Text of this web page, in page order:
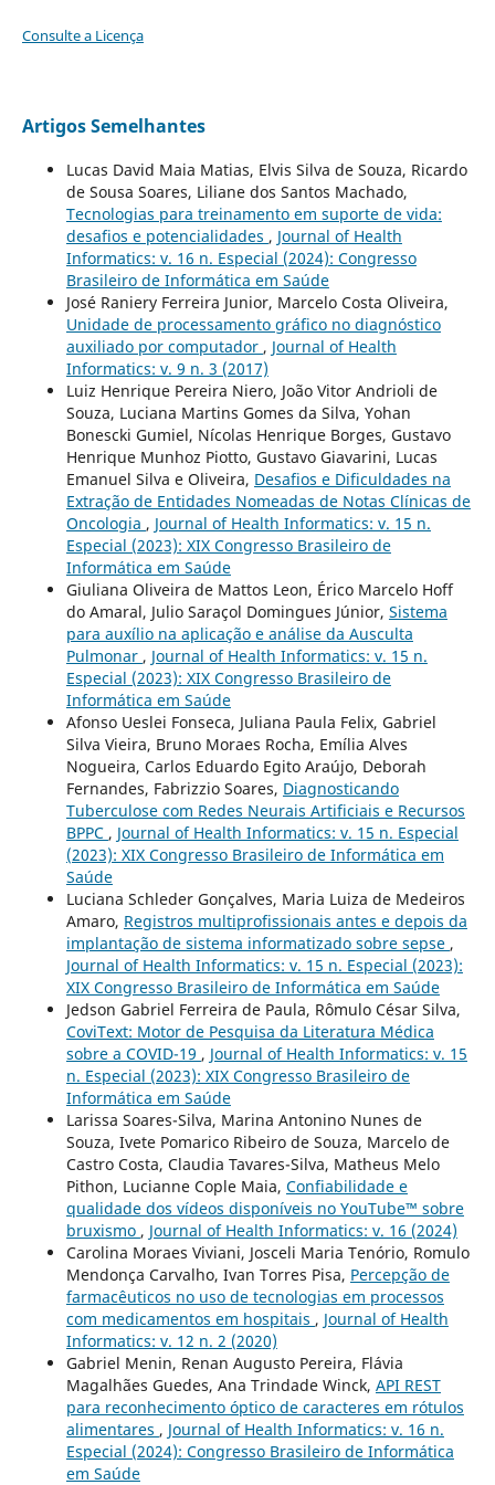
Consulte a Licença
Artigos Semelhantes
Lucas David Maia Matias, Elvis Silva de Souza, Ricardo
de Sousa Soares, Liliane dos Santos Machado,
Tecnologias para treinamento em suporte de vida:
desafios e potencialidades , Journal of Health
Informatics: v. 16 n. Especial (2024): Congresso
Brasileiro de Informática em Saúde
José Raniery Ferreira Junior, Marcelo Costa Oliveira,
Unidade de processamento gráfico no diagnóstico
auxiliado por computador , Journal of Health
Informatics: v. 9 n. 3 (2017)
Luiz Henrique Pereira Niero, João Vitor Andrioli de
Souza, Luciana Martins Gomes da Silva, Yohan
Bonescki Gumiel, Nícolas Henrique Borges, Gustavo
Henrique Munhoz Piotto, Gustavo Giavarini, Lucas
Emanuel Silva e Oliveira, Desafios e Dificuldades na
Extração de Entidades Nomeadas de Notas Clínicas de
Oncologia , Journal of Health Informatics: v. 15 n.
Especial (2023): XIX Congresso Brasileiro de
Informática em Saúde
Giuliana Oliveira de Mattos Leon, Érico Marcelo Hoff
do Amaral, Julio Saraçol Domingues Júnior, Sistema
para auxílio na aplicação e análise da Ausculta
Pulmonar , Journal of Health Informatics: v. 15 n.
Especial (2023): XIX Congresso Brasileiro de
Informática em Saúde
Afonso Ueslei Fonseca, Juliana Paula Felix, Gabriel
Silva Vieira, Bruno Moraes Rocha, Emília Alves
Nogueira, Carlos Eduardo Egito Araújo, Deborah
Fernandes, Fabrizzio Soares, Diagnosticando
Tuberculose com Redes Neurais Artificiais e Recursos
BPPC , Journal of Health Informatics: v. 15 n. Especial
(2023): XIX Congresso Brasileiro de Informática em
Saúde
Luciana Schleder Gonçalves, Maria Luiza de Medeiros
Amaro, Registros multiprofissionais antes e depois da
implantação de sistema informatizado sobre sepse ,
Journal of Health Informatics: v. 15 n. Especial (2023):
XIX Congresso Brasileiro de Informática em Saúde
Jedson Gabriel Ferreira de Paula, Rômulo César Silva,
CoviText: Motor de Pesquisa da Literatura Médica
sobre a COVID-19 , Journal of Health Informatics: v. 15
n. Especial (2023): XIX Congresso Brasileiro de
Informática em Saúde
Larissa Soares-Silva, Marina Antonino Nunes de
Souza, Ivete Pomarico Ribeiro de Souza, Marcelo de
Castro Costa, Claudia Tavares-Silva, Matheus Melo
Pithon, Lucianne Cople Maia, Confiabilidade e
qualidade dos vídeos disponíveis no YouTube™ sobre
bruxismo , Journal of Health Informatics: v. 16 (2024)
Carolina Moraes Viviani, Josceli Maria Tenório, Romulo
Mendonça Carvalho, Ivan Torres Pisa, Percepção de
farmacêuticos no uso de tecnologias em processos
com medicamentos em hospitais , Journal of Health
Informatics: v. 12 n. 2 (2020)
Gabriel Menin, Renan Augusto Pereira, Flávia
Magalhães Guedes, Ana Trindade Winck, API REST
para reconhecimento óptico de caracteres em rótulos
alimentares , Journal of Health Informatics: v. 16 n.
Especial (2024): Congresso Brasileiro de Informática
em Saúde